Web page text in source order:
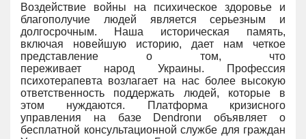
Воздействие войны на психическое здоровье и
благополучие людей является серьезным и
долгосрочным. Наша историческая память,
включая новейшую историю, дает нам четкое
представление о том, что
переживает народ Украины. Профессия
психотерапевта возлагает на нас более высокую
ответственность поддержать людей, которые в
этом нуждаются. Платформа кризисного
управления на базе
Dendronи объявляет о
бесплатной консультационной службе для граждан